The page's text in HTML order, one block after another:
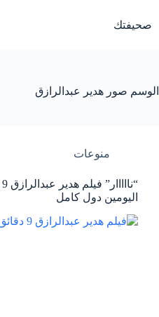
المحتوى
صحيفتك
الوسم صور هدير عبدالرازق
منوعات
اليومين دول كامل